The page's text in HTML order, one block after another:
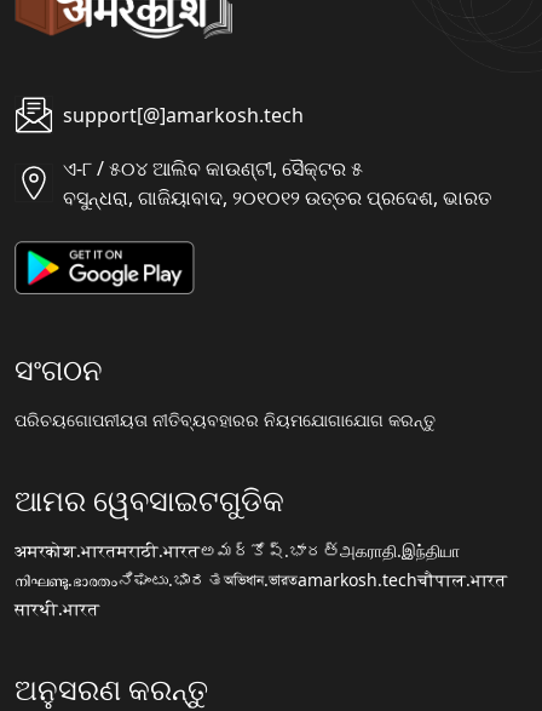
support[@]amarkosh.tech
ଏ-୮ / ୫୦୪ ଆଲିବ କାଉଣ୍ଟୀ, ସୈକ୍ଟର ୫
ବସୁନ୍ଧରା, ଗାଜିୟାବାଦ, ୨୦୧୦୧୨ ଉତ୍ତର ପ୍ରଦେଶ, ଭାରତ
ସଂଗଠନ
ପରିଚୟଗୋପନୀୟତା ନୀତିବ୍ୟବହାରର ନିୟମଯୋଗାଯୋଗ କରନ୍ତୁ
ଆମର ୱେବସାଇଟଗୁଡିକ
अमरकोश.भारतमराठी.भारतఅమర్కోష్.భారత్அகராதி.இந்தியா
നിഘണ്ടു.ഭാരതംನಿಘಂಟು.ಭಾರತঅভিধান.ভারতamarkosh.techचौपाल.भारत
सारथी.भारत
ଅନୁସରଣ କରନ୍ତୁ